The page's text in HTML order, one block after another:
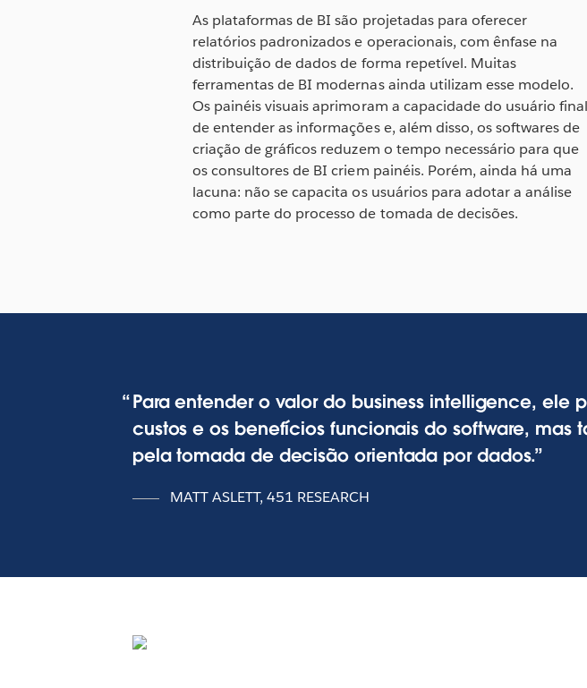
As plataformas de BI são projetadas para oferecer
relatórios padronizados e operacionais, com ênfase na
distribuição de dados de forma repetível. Muitas
ferramentas de BI modernas ainda utilizam esse modelo.
Os painéis visuais aprimoram a capacidade do usuário final
de entender as informações e, além disso, os softwares de
criação de gráficos reduzem o tempo necessário para que
os consultores de BI criem painéis. Porém, ainda há uma
lacuna: não se capacita os usuários para adotar a análise
como parte do processo de tomada de decisões.
Para entender o valor do business intelligence,
custos e os benefícios funcionais do software,
pela tomada de decisão orientada por dados.
MATT ASLETT, 451 RESEARCH